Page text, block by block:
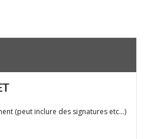
(peut inclure des signatures etc…)